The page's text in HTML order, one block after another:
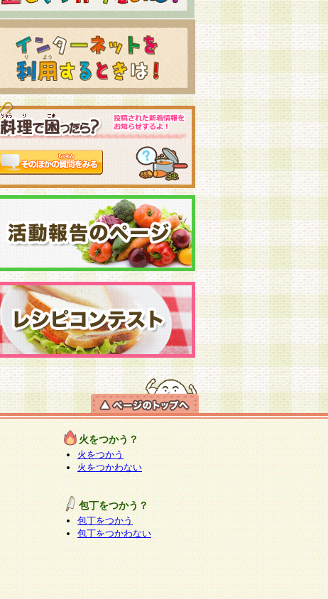
火をつかう？
火をつかう
火をつかわない
包丁をつかう？
包丁をつかう
包丁をつかわない